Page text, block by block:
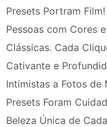
Presets Portram
Pessoas com Cores
Clássicas. Cada
Cativante e
Intimistas a Fotos de
Presets Foram
Beleza Única de